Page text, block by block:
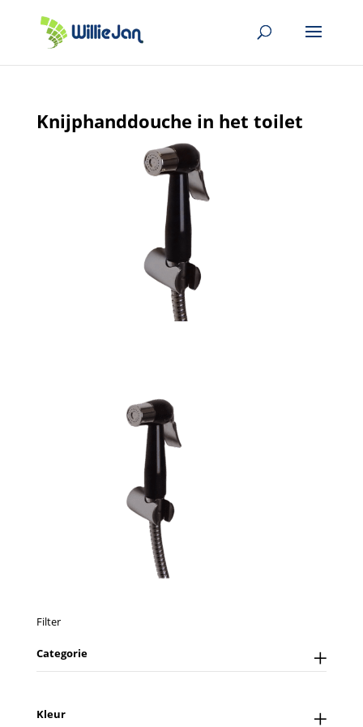
Knijphanddouche in het toilet
Filter
Categorie
Kleur